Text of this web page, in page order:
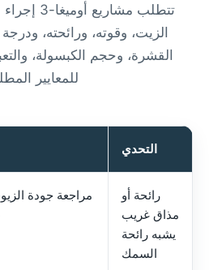
تتطلب
الزيت، وقوته، ورائحته،
القشرة، وحجم الكبسولة،
للمعايير
التحدي
رائحة أو
مذاق غريب
يشبه رائحة
السمك
مراجعة جودة
Vietnamese
Russian
Thai
French
Chinese